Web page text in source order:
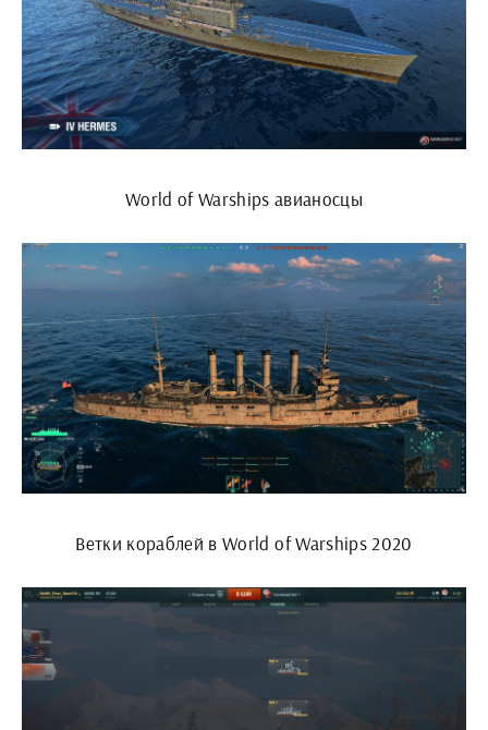
World of Warships авианосцы
Ветки кораблей в World of Warships 2020